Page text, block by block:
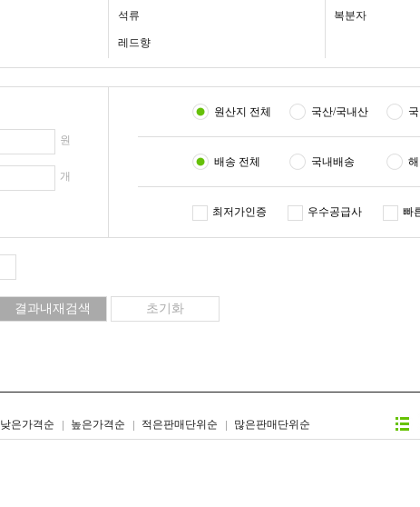
석류 복분자
레드향
원
개
원산지 전체 국산/국내산
배송 전체 국내배송
최저가인증 우수공급사 빠
낮은가격순 높은가격순 적은판매단위순 많은판매단위순